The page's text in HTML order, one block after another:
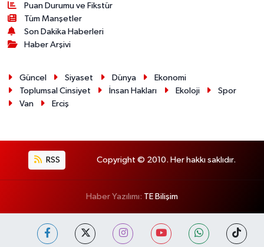
Puan Durumu ve Fikstür
Tüm Manşetler
Son Dakika Haberleri
Haber Arşivi
Güncel Siyaset Dünya
Ekonomi
Toplumsal Cinsiyet
İnsan Hakları Ekoloji
Spor
Van
Erciş
RSS Copyright © 2010. Her hakkı saklıdır.
Haber Yazılımı: TE Bilişim